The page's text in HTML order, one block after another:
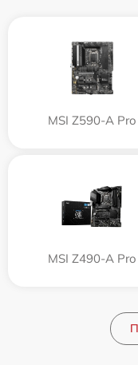
MSI Z590-A Pro
MSI Z490-A Pro